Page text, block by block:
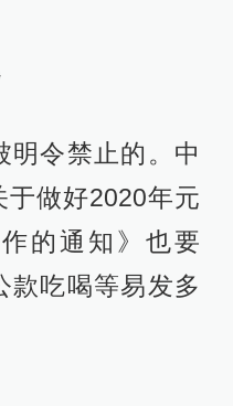
明令禁止的。中
于做好2020年元
的通知》也要
款吃喝等易发多